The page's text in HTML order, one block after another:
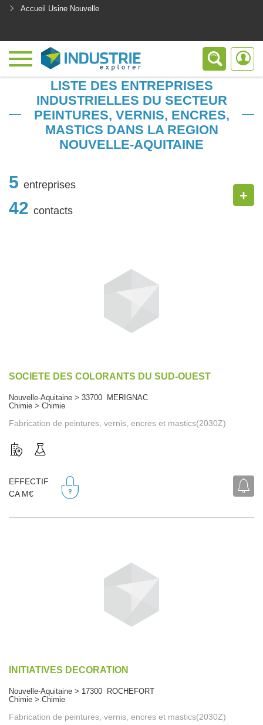
Accueil Usine Nouvelle
LISTE DES ENTREPRISES
INDUSTRIELLES DU SECTEUR
PEINTURES, VERNIS, ENCRES,
MASTICS DANS LA REGION
NOUVELLE-AQUITAINE
5 entreprises
42 contacts
+
SOCIETE DES COLORANTS DU SUD-OUEST
Nouvelle-Aquitaine > 33700 MERIGNAC
Chimie > Chimie
Fabrication de peintures, vernis, encres et mastics(2030Z)
EFFECTIF
CA M€
INITIATIVES DECORATION
Nouvelle-Aquitaine > 17300 ROCHEFORT
Chimie > Chimie
Fabrication de peintures, vernis, encres et mastics(2030Z)